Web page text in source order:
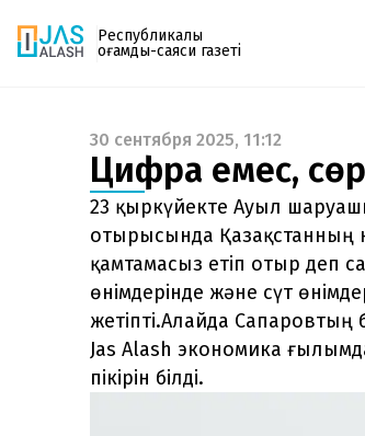
Республикалық
қоғамдық-саяси газеті
Газетке жазылу
PDF форматтағы газетті ай сайын
поштаңызға алып отырыңыз. Жаңа нөмір
шыққан сәтте сізге бірден жіберіледі. Тек
енгізіңіз, біз қалғанын өзіміз жібереміз.
30 сентября 2025, 11:12
Цифрға емес,
23 қыркүйекте Ауыл
отырысында Қазақстанның
қамтамасыз етіп отыр деп
өнімдерінде және сүт
жетіпті.Алайда
Jas Alash экономика
пікірін білді.